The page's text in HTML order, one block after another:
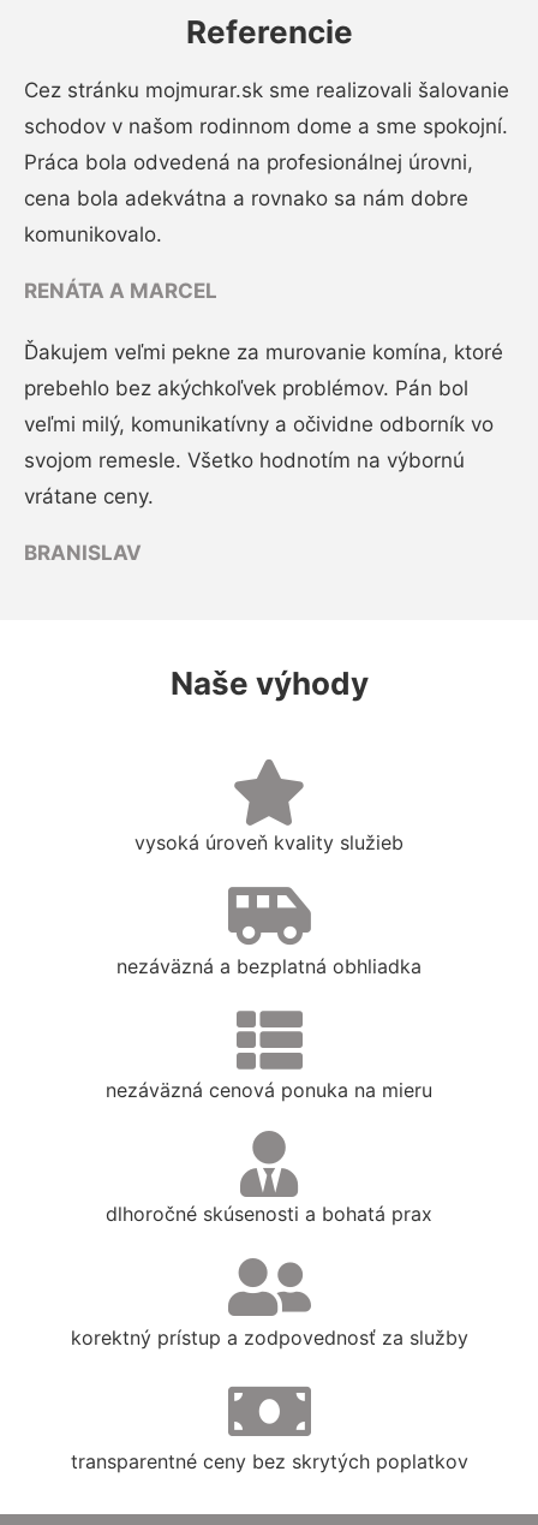
Referencie
Cez stránku mojmurar.sk sme realizovali šalovanie
schodov v našom rodinnom dome a sme spokojní.
Práca bola odvedená na profesionálnej úrovni,
cena bola adekvátna a rovnako sa nám dobre
komunikovalo.
RENÁTA A MARCEL
Ďakujem veľmi pekne za murovanie komína, ktoré
prebehlo bez akýchkoľvek problémov. Pán bol
veľmi milý, komunikatívny a očividne odborník vo
svojom remesle. Všetko hodnotím na výbornú
vrátane ceny.
BRANISLAV
Naše výhody
vysoká úroveň kvality služieb
nezáväzná a bezplatná obhliadka
nezáväzná cenová ponuka na mieru
dlhoročné skúsenosti a bohatá prax
korektný prístup a zodpovednosť za služby
transparentné ceny bez skrytých poplatkov